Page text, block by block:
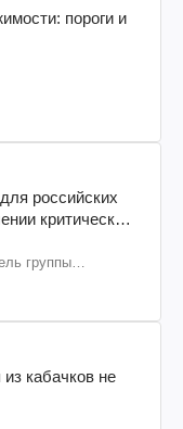
пороги и
российских
критический
группы
кабачков не